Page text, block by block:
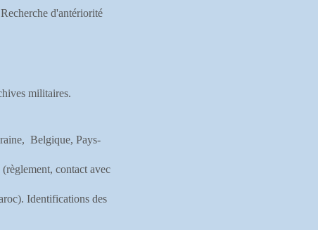
d'antériorité
militaires.
Belgique, Pays-
contact avec
Identifications des